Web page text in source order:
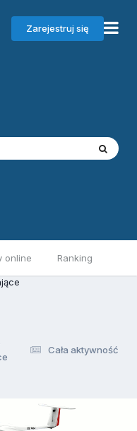
Zarejestruj się
online Ranking
Cała aktywność